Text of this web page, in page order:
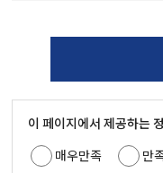
이 페이지에서 제공하는
매우만족
만